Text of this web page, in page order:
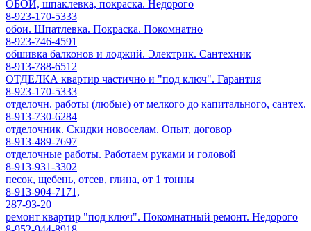
ОБОИ, шпаклевка, покраска. Недорого
8-923-170-5333
обои. Шпатлевка. Покраска. Покомнатно
8-923-746-4591
обшивка балконов и лоджий. Электрик. Сантехник
8-913-788-6512
ОТДЕЛКА квартир частично и "под ключ". Гарантия
8-923-170-5333
отделочн. работы (любые) от мелкого до капитального, сантех.
8-913-730-6284
отделочник. Скидки новоселам. Опыт, договор
8-913-489-7697
отделочные работы. Работаем руками и головой
8-913-931-3302
песок, щебень, отсев, глина, от 1 тонны
8-913-904-7171,
287-93-20
ремонт квартир "под ключ". Покомнатный ремонт. Недорого